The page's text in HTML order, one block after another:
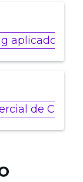
aplicado a
de